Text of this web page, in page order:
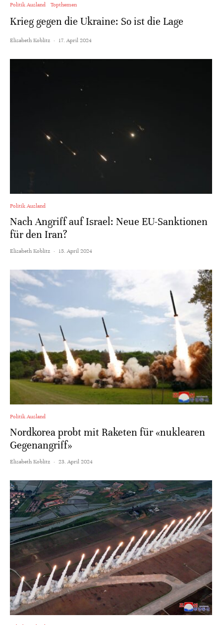
Politik Ausland Topthemen
Krieg gegen die Ukraine: So ist die Lage
Elisabeth Koblitz · 17. April 2024
Politik Ausland
Nach Angriff auf Israel: Neue EU-Sanktionen
für den Iran?
Elisabeth Koblitz · 15. April 2024
Politik Ausland
Nordkorea probt mit Raketen für «nuklearen
Gegenangriff»
Elisabeth Koblitz · 23. April 2024